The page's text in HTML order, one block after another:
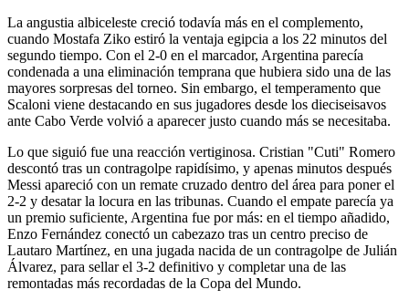
La angustia albiceleste creció todavía más en el complemento,
cuando Mostafa Ziko estiró la ventaja egipcia a los 22 minutos del
segundo tiempo. Con el 2-0 en el marcador, Argentina parecía
condenada a una eliminación temprana que hubiera sido una de las
mayores sorpresas del torneo. Sin embargo, el temperamento que
Scaloni viene destacando en sus jugadores desde los dieciseisavos
ante Cabo Verde volvió a aparecer justo cuando más se necesitaba.
Lo que siguió fue una reacción vertiginosa. Cristian "Cuti" Romero
descontó tras un contragolpe rapidísimo, y apenas minutos después
Messi apareció con un remate cruzado dentro del área para poner el
2-2 y desatar la locura en las tribunas. Cuando el empate parecía ya
un premio suficiente, Argentina fue por más: en el tiempo añadido,
Enzo Fernández conectó un cabezazo tras un centro preciso de
Lautaro Martínez, en una jugada nacida de un contragolpe de Julián
Álvarez, para sellar el 3-2 definitivo y completar una de las
remontadas más recordadas de la Copa del Mundo.